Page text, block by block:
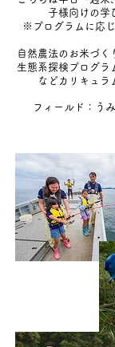
子様向けの学
※プログラムに応
自然農法のお米づく
生態系探検プログラ
などカリキュラ
フィールド：う